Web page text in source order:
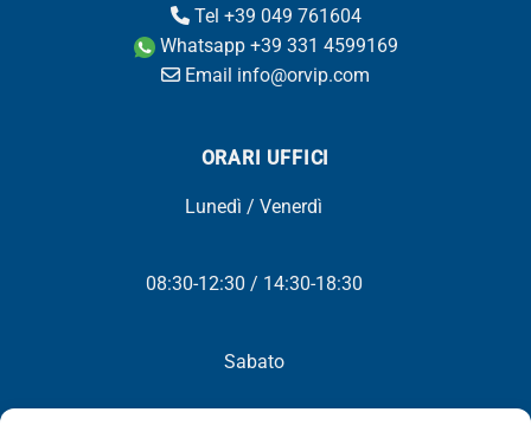
Tel +39 049 761604
Whatsapp +39 331 4599169
Email info@orvip.com
ORARI UFFICI
Lunedì / Venerdì
08:30-12:30 / 14:30-18:30
Sabato